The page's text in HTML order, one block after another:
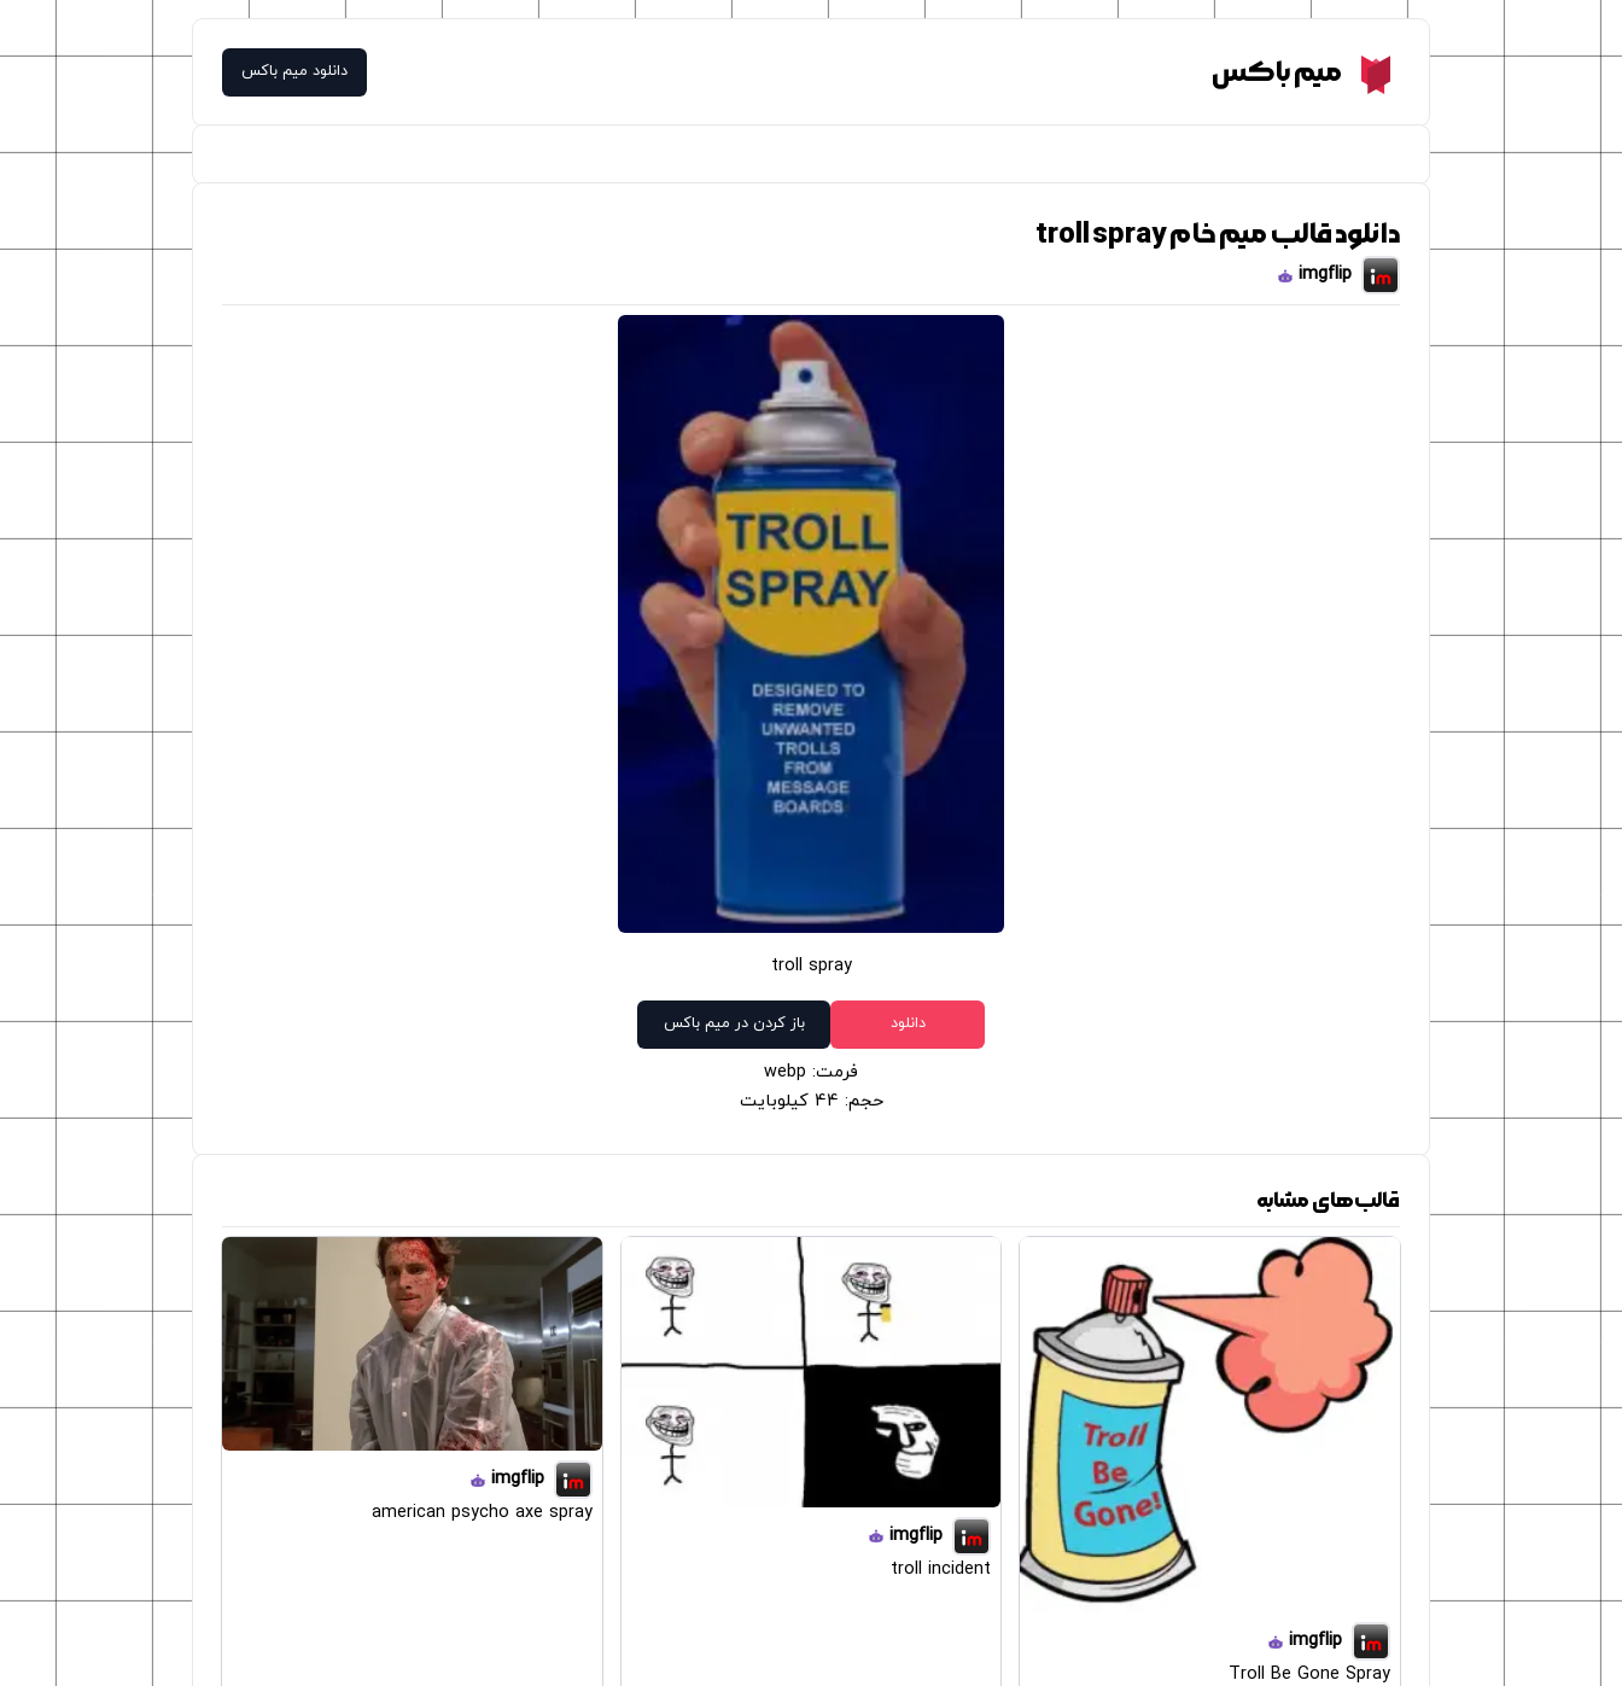
Meme Boxمیم باکس دانلود میم باکس
دانلود قالب میم خام troll spray
imgflip
troll spray
دانلود باز کردن در میم باکس
فرمت: webp
حجم: 44 کیلوبایت
قالب‌های مشابه
imgflip
Troll Be Gone Spray
imgflip
troll incident
imgflip
american psycho axe spray